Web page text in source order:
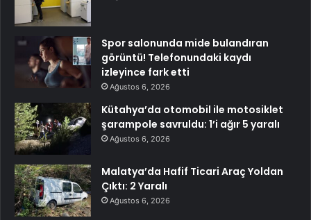
Spor salonunda mide bulandıran
görüntü! Telefonundaki kaydı
izleyince fark etti
Ağustos 6, 2026
Kütahya’da otomobil ile motosiklet
şarampole savruldu: 1’i ağır 5 yaralı
Ağustos 6, 2026
Malatya’da Hafif Ticari Araç Yoldan
Çıktı: 2 Yaralı
Ağustos 6, 2026